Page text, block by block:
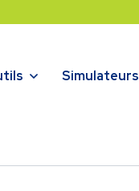
Simulateurs